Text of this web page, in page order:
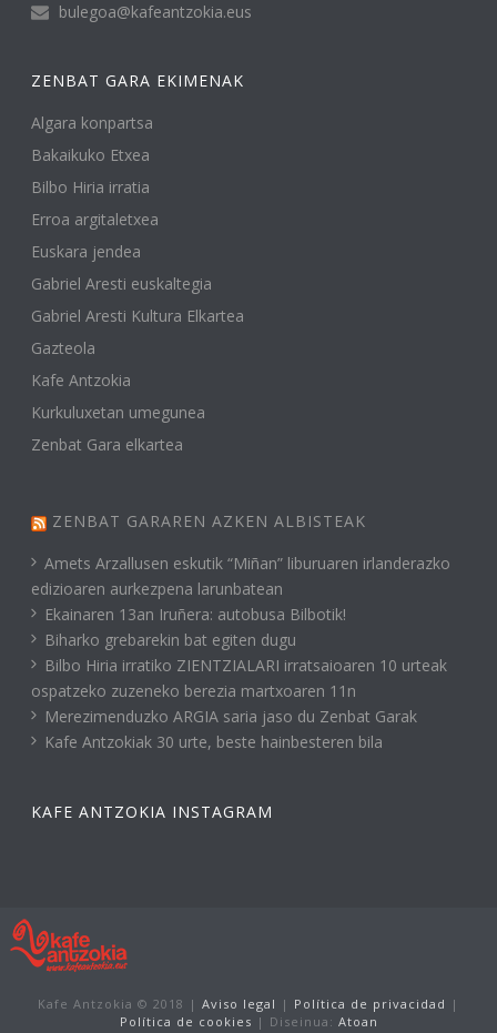
bulegoa@kafeantzokia.eus
ZENBAT GARA EKIMENAK
Algara konpartsa
Bakaikuko Etxea
Bilbo Hiria irratia
Erroa argitaletxea
Euskara jendea
Gabriel Aresti euskaltegia
Gabriel Aresti Kultura Elkartea
Gazteola
Kafe Antzokia
Kurkuluxetan umegunea
Zenbat Gara elkartea
ZENBAT GARAREN AZKEN ALBISTEAK
Amets Arzallusen eskutik “Miñan” liburuaren irlanderazko
edizioaren aurkezpena larunbatean
Ekainaren 13an Iruñera: autobusa Bilbotik!
Biharko grebarekin bat egiten dugu
Bilbo Hiria irratiko ZIENTZIALARI irratsaioaren 10 urteak
ospatzeko zuzeneko berezia martxoaren 11n
Merezimenduzko ARGIA saria jaso du Zenbat Garak
Kafe Antzokiak 30 urte, beste hainbesteren bila
KAFE ANTZOKIA INSTAGRAM
Kafe Antzokia © 2018 | Aviso legal | Política de privacidad |
Política de cookies | Diseinua: Atoan